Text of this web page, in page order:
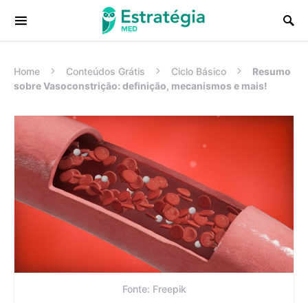
Procurar:
Home Conteúdos Grátis Ciclo Básico
Resumo
sobre Vasoconstrição: definição, mecanismos e mais!
Fonte: Freepik